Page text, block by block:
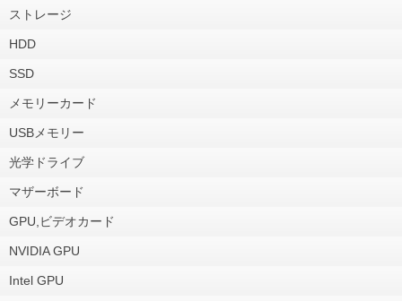
ストレージ
HDD
SSD
メモリーカード
USBメモリー
光学ドライブ
マザーボード
GPU,ビデオカード
NVIDIA GPU
Intel GPU